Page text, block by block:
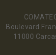
Boulevard
11000